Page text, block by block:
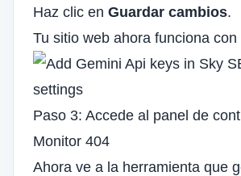
Haz clic en Guardar cambios.
Tu sitio web ahora funciona con
Paso 3: Accede al panel de
Monitor 404
Ahora ve a la herramienta que